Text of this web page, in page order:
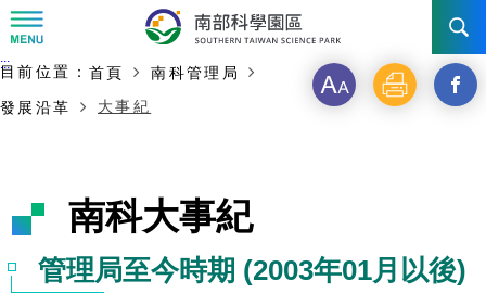
訊息公告
新聞資料專區
發展沿革
認識園區
臺南園區
工商服務
主要內容開始
:::
目前位置： 首頁
南科管理局
發展沿革
大事紀
字 列 另
視
南科大事紀
管理局至今時期 (2003年01月以後)